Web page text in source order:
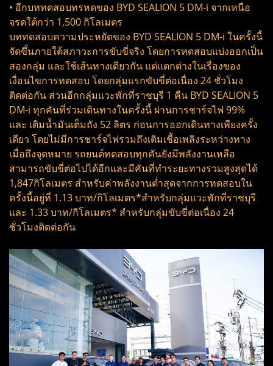
• อีกบททดสอบทรหดของ BYD SEALION 5 DM-i จากเหนือ
จรดใต้กว่า 1,500 กิโลเมตร
บททดสอบความประหยัดของ BYD SEALION 5 DM-i ในครั้งนี้
จัดขึ้นภายใต้สภาวะการขับขี่จริง โดยการทดสอบแบ่งออกเป็น
สองกลุ่ม และใช้เส้นทางเดียวกัน แต่แตกต่างในเรื่องของ
เงื่อนไขการทดสอบ โดยกลุ่มแรกขับขี่ต่อเนื่อง 24 ชั่วโมง
ติดต่อกัน ส่วนอีกกลุ่มแวะพักที่ราชบุรี 1 คืน BYD SEALION 5
DM-i ทุกคันที่ร่วมเดินทางในครั้งนี้ ผ่านการชาร์จไฟ 99%
และ เติมน้ำมันเต็มถัง 52 ลิตร ก่อนการออกเดินทางเพียงครั้ง
เดียว โดยไม่มีการชาร์จไฟรวมถึงเติมเชื้อเพลิงระหว่างทาง
เมื่อถึงจุดหมาย รถยนต์ทดสอบทุกคันยังมีพลังงานเหลือ
สามารถขับขี่ต่อไปได้อีกและมีคันที่ทำระยะทางรวมสูงสุดได้
1,847กิโลเมตร สำหรับค่าพลังงานต่ำสุดจากการทดสอบใน
ครั้งนี้อยู่ที่ 1.13 บาท/กิโลเมตร*สำหรับกลุ่มแวะพักที่ราชบุรี
และ 1.33 บาท/กิโลเมตร* สำหรับกลุ่มขับขี่ต่อเนื่อง 24
ชั่วโมงติดต่อกัน